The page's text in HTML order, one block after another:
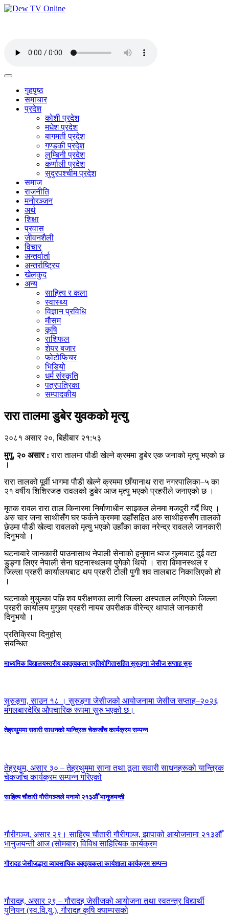
गृहपृष्ठ
समाचार
प्रदेश
कोशी प्रदेश
मधेश प्रदेश
बागमती प्रदेश
गण्डकी प्रदेश
लुम्बिनी प्रदेश
कर्णाली प्रदेश
सुदुरपश्चीम प्रदेश
समाज
राजनीति
मनोरञ्जन
अर्थ
शिक्षा
प्रवास
जीवनशैली
विचार
अन्तर्वार्ता
अन्तर्राष्ट्रिय
खेलकुद
अन्य
साहित्य र कला
स्वास्थ्य
विज्ञान प्रविधि
मौसम
कृषि
राशिफल
शेयर बजार
फोटोफिचर
भिडियो
धर्म संस्कृति
पत्रपत्रिका
सम्पादकीय
रारा तालमा डुबेर युवकको मृत्यु
२०८१ असार २०, बिहीबार २१:५३
मुगु, २० असार : रारा तालमा पौडी खेल्ने क्रममा डुबेर एक जनाको मृत्यु भएको छ
।
रारा तालको पूर्वी भागमा पौडी खेल्ने क्रममा छाँयानाथ रारा नगरपालिका–५ का
२१ वर्षीय शिशिरजङ रावलको डुबेर आज मृत्यु भएको प्रहरीले जनाएको छ ।
मृतक रावल रारा ताल किनारमा निर्माणाधीन साइकल लेनमा मजदुरी गर्दै थिए ।
अरु चार जना साथीसँग घर फर्कने क्रममा उहाँसहित अरु साथीहरुसँग तालको
छेउमा पौडी खेल्दा रावलको मृत्यु भएको उहाँका काका नरेन्द्र रावलले जानकारी
दिनुभयो ।
घटनाबारे जानकारी पाउनासाथ नेपाली सेनाको हनुमान ध्वज गुल्मबाट दुई वटा
डुङ्गा लिएर नेपाली सेना घटनास्थलमा पुगेको थियो । रारा विमानस्थल र
जिल्ला प्रहरी कार्यालयबाट थप प्रहरी टोली पुगी शव तालबाट निकालिएको हो
।
घटनाको मुचुल्का पछि शव परीक्षणका लागी जिल्ला अस्पताल लगिएको जिल्ला
प्रहरी कार्यालय मुगुका प्रहरी नायब उपरीक्षक वीरेन्द्र थापाले जानकारी
दिनुभयो ।
प्रतिक्रिया दिनुहोस्
संबन्धित
माध्यमिक विद्यालयस्तरीय वक्तृत्वकला प्रतियोगितासहित सुरुङ्गा जेसीज सप्ताह सुरु
सुरुङ्गा, साउन १८ । सुरुङ्गा जेसीजको आयोजनामा जेसीज सप्ताह–२०२६
मंगलबारदेखि औपचारिक रूपमा सुरु भएको छ।
तेह्रथुममा सवारी साधनको यान्त्रिक चेकजाँच कार्यक्रम सम्पन्न
तेह्रथुम, असार ३० – तेह्रथुममा साना तथा ठूला सवारी साधनहरूको यान्त्रिक
चेकजाँच कार्यक्रम सम्पन्न गरिएको
साहित्य चौतारी गौरीगञ्जले मनायो २१३औँ भानुजयन्ती
गौरीगञ्ज, असार २९। साहित्य चौतारी गौरीगञ्ज, झापाको आयोजनामा २१३औँ
भानुजयन्ती आज (सोमबार) विविध साहित्यिक कार्यक्रम
गौरादह जेसीजद्धारा व्यावसायिक वक्तृत्वकला कार्यशाला कार्यक्रम सम्पन्न
गौरादह, असार २९ – गौरादह जेसीजको आयोजना तथा स्वतन्त्र विद्यार्थी
युनियन (स्व.वि.यु.), गौरादह कृषि क्याम्पसको